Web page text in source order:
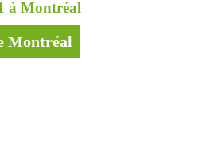
à Montréal
Montréal